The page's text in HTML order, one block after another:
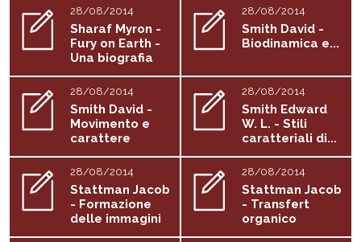
28/08/2014
Sharaf Myron -
Fury on Earth -
Una biografia
di...
28/08/2014
Smith David -
Biodinamica e...
28/08/2014
Smith David -
Movimento e
carattere
28/08/2014
Smith Edward
W. L. - Stili
caratteriali di...
28/08/2014
Stattman Jacob
- Formazione
delle immagini
nella...
28/08/2014
Stattman Jacob
- Transfert
organico